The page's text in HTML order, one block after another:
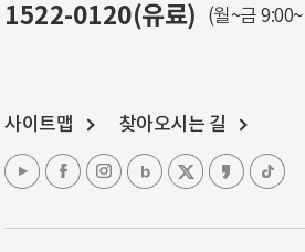
1522-0120(유료) (월~금
사이트맵 찾아오시는 길